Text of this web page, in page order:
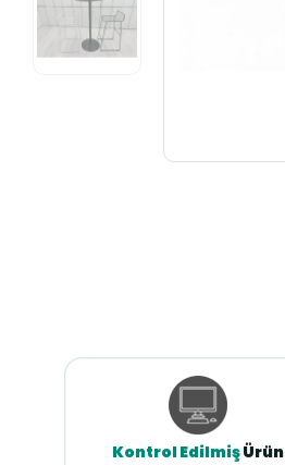
Kontrol EdilmişÜrün